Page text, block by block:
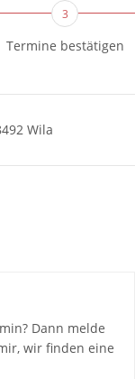
3
Termine bestätigen
Wila
Dann melde
wir finden eine